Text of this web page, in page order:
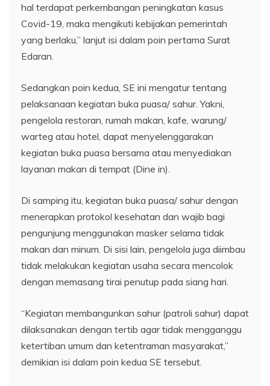
hal terdapat perkembangan peningkatan kasus
Covid-19, maka mengikuti kebijakan pemerintah
yang berlaku,” lanjut isi dalam poin pertama Surat
Edaran.
Sedangkan poin kedua, SE ini mengatur tentang
pelaksanaan kegiatan buka puasa/ sahur. Yakni,
pengelola restoran, rumah makan, kafe, warung/
warteg atau hotel, dapat menyelenggarakan
kegiatan buka puasa bersama atau menyediakan
layanan makan di tempat (Dine in).
Di samping itu, kegiatan buka puasa/ sahur dengan
menerapkan protokol kesehatan dan wajib bagi
pengunjung menggunakan masker selama tidak
makan dan minum. Di sisi lain, pengelola juga diimbau
tidak melakukan kegiatan usaha secara mencolok
dengan memasang tirai penutup pada siang hari.
“Kegiatan membangunkan sahur (patroli sahur) dapat
dilaksanakan dengan tertib agar tidak mengganggu
ketertiban umum dan ketentraman masyarakat,”
demikian isi dalam poin kedua SE tersebut.